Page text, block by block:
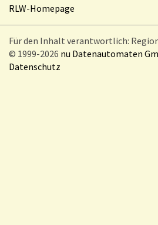
RLW-Homepage
Für den Inhalt verantwortlich:
© 1999-2026 nu Datenautomaten
Datenschutz